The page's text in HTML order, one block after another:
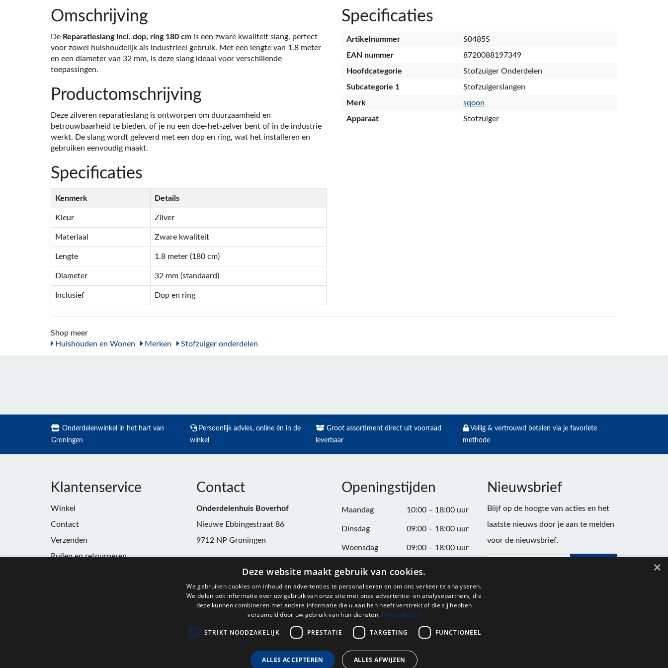
Omschrijving
De Reparatieslang incl. dop, ring 180 cm is een zware kwaliteit slang, perfect
voor zowel huishoudelijk als industrieel gebruik. Met een lengte van 1.8 meter
en een diameter van 32 mm, is deze slang ideaal voor verschillende
toepassingen.
Productomschrijving
Deze zilveren reparatieslang is ontworpen om duurzaamheid en
betrouwbaarheid te bieden, of je nu een doe-het-zelver bent of in de industrie
werkt. De slang wordt geleverd met een dop en ring, wat het installeren en
gebruiken eenvoudig maakt.
Specificaties
Kenmerk Details
Kleur Zilver
Materiaal Zware kwaliteit
Lengte 1.8 meter (180 cm)
Diameter 32 mm (standaard)
Inclusief Dop en ring
Specificaties
Artikelnummer
S0485S
EAN nummer
8720088197349
Hoofdcategorie
Stofzuiger Onderdelen
Subcategorie 1
Stofzuigerslangen
Merk
sqoon
Apparaat
Stofzuiger
Shop meer
Huishouden en Wonen
Merken Stofzuiger onderdelen
Onderdelenwinkel in het hart van
Groningen
Persoonlijk advies, online én in de
winkel
Groot assortiment direct uit voorraad
leverbaar
Veilig & vertrouwd betalen via je favoriete
methode
Klantenservice
Winkel
Contact
Verzenden
Ruilen en retourneren
Contact
Onderdelenhuis Boverhof
Nieuwe Ebbingestraat 86
9712 NP Groningen
winkel@onderdelenhuisgroningen.nl
91037743
BTW:NL004861667B24
Openingstijden
Maandag 10:00 – 18:00 uur
Dinsdag 09:00 – 18:00 uur
Woensdag 09:00 – 18:00 uur
Donderdag 09:00 – 20:00 uur
Vrijdag 09:00 – 18:00 uur
Zaterdag 09:00 – 17:00 uur
Nieuwsbrief
Blijf op de hoogte van acties en het
laatste nieuws door je aan te melden
voor de nieuwsbrief.
×
Deze website maakt gebruik van cookies.
We gebruiken cookies om inhoud en advertenties te personaliseren en om ons verkeer te analyseren.
We delen ook informatie over uw gebruik van onze site met onze advertentie- en analysepartners, die
deze kunnen combineren met andere informatie die u aan hen heeft verstrekt of die zij hebben
verzameld door uw gebruik van hun diensten. Privacybeleid
STRIKT NOODZAKELIJK PRESTATIE TARGETING FUNCTIONEEL
ALLES ACCEPTEREN ALLES AFWIJZEN